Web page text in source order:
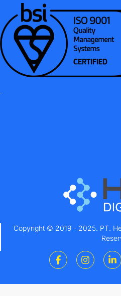
Copyright © 2019 - 2025. PT.